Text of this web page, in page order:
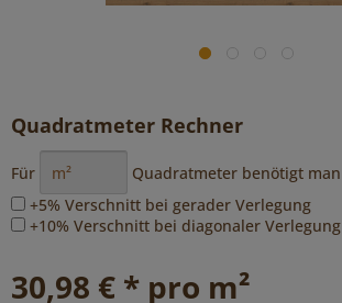
Quadratmeter Rechner
Für Quadratmeter benötigt man
+5% Verschnitt bei gerader Verlegung
+10% Verschnitt bei diagonaler Verlegung
30,98 € * pro m²